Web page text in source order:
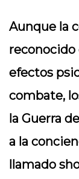
Aunque la
efectos
combate,
la Guerra
a la
llamado